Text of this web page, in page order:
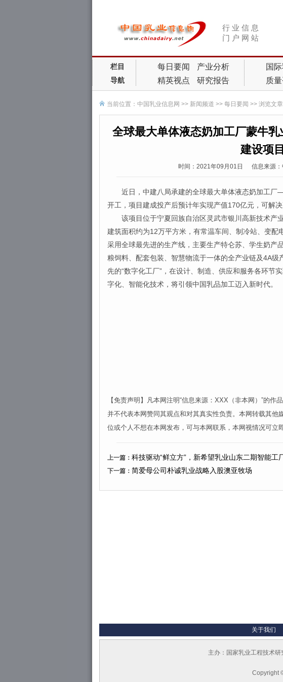
行 业 信 息
门 户 网 站
栏目
导航
每日要闻
产业分析
精英视点
研究报告
国
质
当前位置： 中国乳业信息网 >> 新闻频道 >> 每日要闻 >> 浏览文章
全球最大单体液态奶加工厂蒙牛
建设项
时间：2021年09月01日 信息来源
近日，中建八局承建的全球最大单体液态奶加工厂
开工，项目建成投产后预计年实现产值170亿元，可解
该项目位于宁夏回族自治区灵武市银川高新技术产
建筑面积约为12万平方米，有常温车间、制冷站、变
采用全球最先进的生产线，主要生产特仑苏、学生奶产
粮饲料、配套包装、智慧物流于一体的全产业链及4A
先的“数字化工厂”，在设计、制造、供应和服务各环节
字化、智能化技术，将引领中国乳品加工迈入新时代。
【免责声明】凡本网注明“信息来源：XXX（非本网）”的
并不代表本网赞同其观点和对其真实性负责。本网转载其
位或个人不想在本网发布，可与本网联系，本网视情况可立
上一篇： 科技驱动“鲜立方”，新希望乳业山东二期智能工
下一篇： 简爱母公司朴诚乳业战略入股澳亚牧场
关于我们
主办：国家乳业工程技术
Copyright